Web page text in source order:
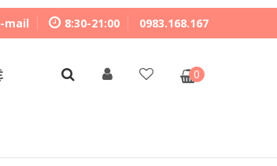
mail 8:30-21:00 0983.168.167
0